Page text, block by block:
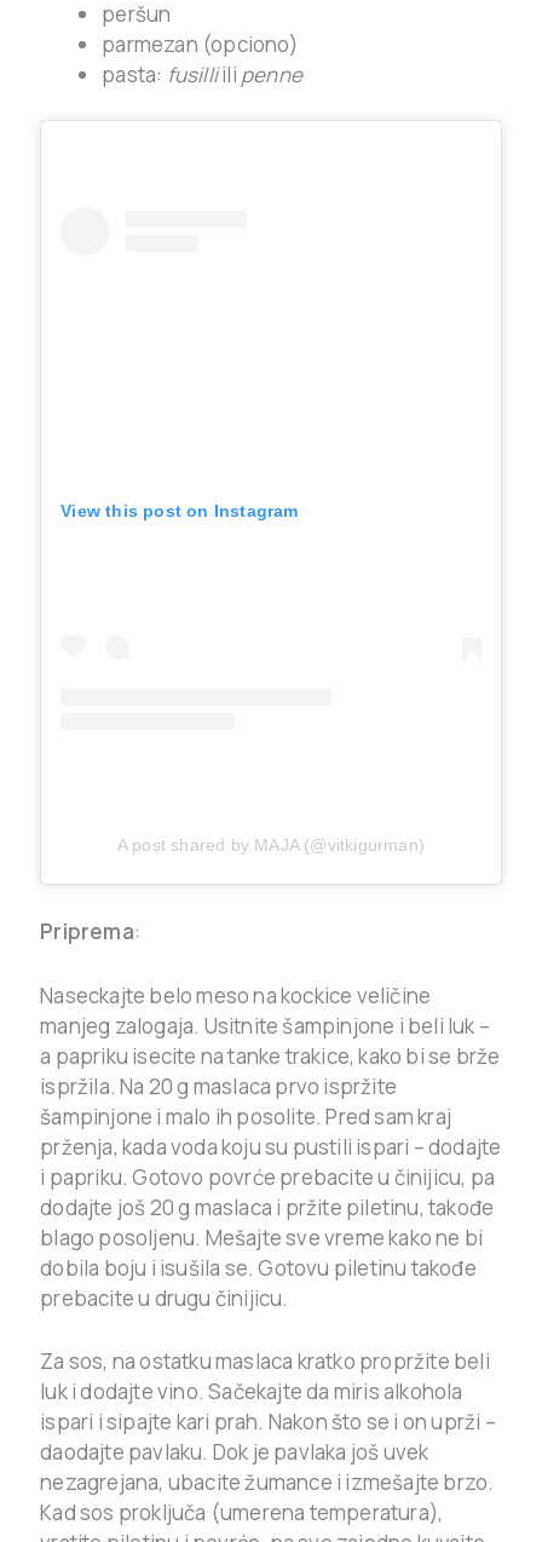
peršun
parmezan (opciono)
pasta: fusilliili penne
View this post on Instagram
A post shared by MAJA (@vitkigurman)
Priprema:
Naseckajte belo meso na kockice veličine
manjeg zalogaja. Usitnite šampinjone i beli luk –
a papriku isecite na tanke trakice, kako bi se brže
ispržila. Na 20 g maslaca prvo ispržite
šampinjone i malo ih posolite. Pred sam kraj
prženja, kada voda koju su pustili ispari – dodajte
i papriku. Gotovo povrće prebacite u činijicu, pa
dodajte još 20 g maslaca i pržite piletinu, takođe
blago posoljenu. Mešajte sve vreme kako ne bi
dobila boju i isušila se. Gotovu piletinu takođe
prebacite u drugu činijicu.
Za sos, na ostatku maslaca kratko propržite beli
luk i dodajte vino. Sačekajte da miris alkohola
ispari i sipajte kari prah. Nakon što se i on uprži –
daodajte pavlaku. Dok je pavlaka još uvek
nezagrejana, ubacite žumance i izmešajte brzo.
Kad sos proključa (umerena temperatura),